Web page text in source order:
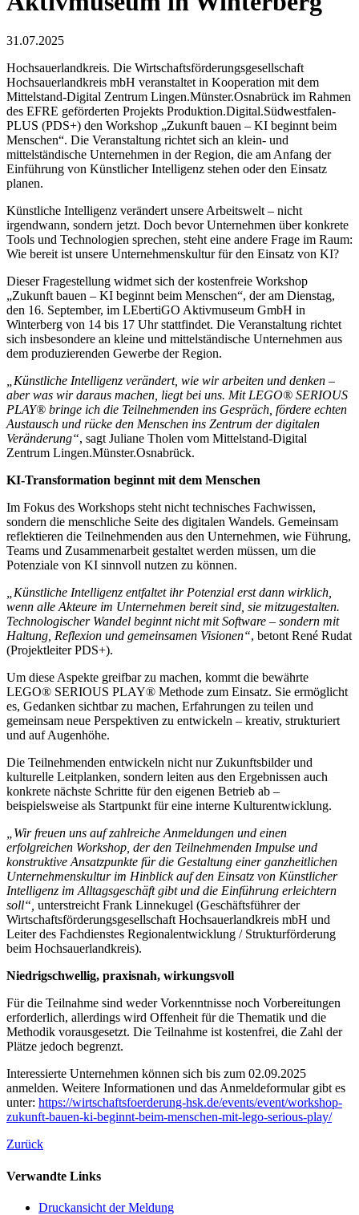
31.07.2025
Hochsauerlandkreis. Die Wirtschaftsförderungsgesellschaft
Hochsauerlandkreis mbH veranstaltet in Kooperation mit dem
Mittelstand-Digital Zentrum Lingen.Münster.Osnabrück im Rahmen
des EFRE geförderten Projekts Produktion.Digital.Südwestfalen-
PLUS (PDS+) den Workshop „Zukunft bauen – KI beginnt beim
Menschen“. Die Veranstaltung richtet sich an klein- und
mittelständische Unternehmen in der Region, die am Anfang der
Einführung von Künstlicher Intelligenz stehen oder den Einsatz
planen.
Künstliche Intelligenz verändert unsere Arbeitswelt – nicht
irgendwann, sondern jetzt. Doch bevor Unternehmen über konkrete
Tools und Technologien sprechen, steht eine andere Frage im Raum:
Wie bereit ist unsere Unternehmenskultur für den Einsatz von KI?
Dieser Fragestellung widmet sich der kostenfreie Workshop
„Zukunft bauen – KI beginnt beim Menschen“, der am Dienstag,
den 16. September, im LEbertiGO Aktivmuseum GmbH in
Winterberg von 14 bis 17 Uhr stattfindet. Die Veranstaltung richtet
sich insbesondere an kleine und mittelständische Unternehmen aus
dem produzierenden Gewerbe der Region.
„Künstliche Intelligenz verändert, wie wir arbeiten und denken –
aber was wir daraus machen, liegt bei uns. Mit LEGO® SERIOUS
PLAY® bringe ich die Teilnehmenden ins Gespräch, fördere echten
Austausch und rücke den Menschen ins Zentrum der digitalen
Veränderung“, sagt Juliane Tholen vom Mittelstand-Digital
Zentrum Lingen.Münster.Osnabrück.
KI-Transformation beginnt mit dem Menschen
Im Fokus des Workshops steht nicht technisches Fachwissen,
sondern die menschliche Seite des digitalen Wandels. Gemeinsam
reflektieren die Teilnehmenden aus den Unternehmen, wie Führung,
Teams und Zusammenarbeit gestaltet werden müssen, um die
Potenziale von KI sinnvoll nutzen zu können.
„Künstliche Intelligenz entfaltet ihr Potenzial erst dann wirklich,
wenn alle Akteure im Unternehmen bereit sind, sie mitzugestalten.
Technologischer Wandel beginnt nicht mit Software – sondern mit
Haltung, Reflexion und gemeinsamen Visionen“, betont René Rudat
(Projektleiter PDS+).
Um diese Aspekte greifbar zu machen, kommt die bewährte
LEGO® SERIOUS PLAY® Methode zum Einsatz. Sie ermöglicht
es, Gedanken sichtbar zu machen, Erfahrungen zu teilen und
gemeinsam neue Perspektiven zu entwickeln – kreativ, strukturiert
und auf Augenhöhe.
Die Teilnehmenden entwickeln nicht nur Zukunftsbilder und
kulturelle Leitplanken, sondern leiten aus den Ergebnissen auch
konkrete nächste Schritte für den eigenen Betrieb ab –
beispielsweise als Startpunkt für eine interne Kulturentwicklung.
Wir freuen uns auf zahlreiche Anmeldungen und einen
erfolgreichen Workshop, der den Teilnehmenden Impulse und
konstruktive Ansatzpunkte für die Gestaltung einer ganzheitlichen
Unternehmenskultur im Hinblick auf den Einsatz von Künstlicher
Intelligenz im Alltagsgeschäft gibt und die Einführung erleichtern
soll“, unterstreicht Frank Linnekugel (Geschäftsführer der
Wirtschaftsförderungsgesellschaft Hochsauerlandkreis mbH und
Leiter des Fachdienstes Regionalentwicklung / Strukturförderung
beim Hochsauerlandkreis).
Niedrigschwellig, praxisnah, wirkungsvoll
Für die Teilnahme sind weder Vorkenntnisse noch Vorbereitungen
erforderlich, allerdings wird Offenheit für die Thematik und die
Methodik vorausgesetzt. Die Teilnahme ist kostenfrei, die Zahl der
Plätze jedoch begrenzt.
Interessierte Unternehmen können sich bis zum 02.09.2025
anmelden. Weitere Informationen und das Anmeldeformular gibt es
unter: https://wirtschaftsfoerderung-hsk.de/events/event/workshop-
zukunft-bauen-ki-beginnt-beim-menschen-mit-lego-serious-play/
Zurück
Verwandte Links
Druckansicht der Meldung